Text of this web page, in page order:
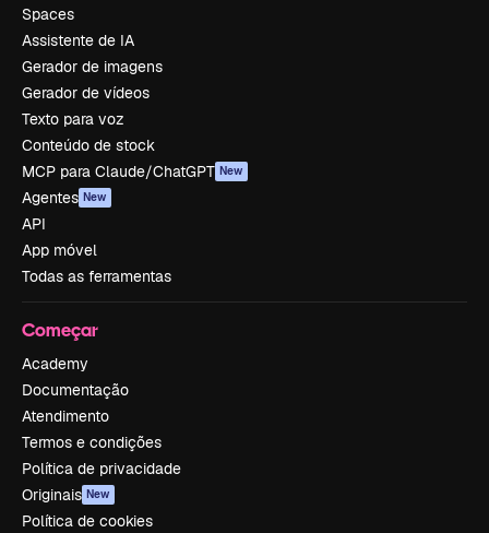
Spaces
Assistente de IA
Gerador de imagens
Gerador de vídeos
Texto para voz
Conteúdo de stock
MCP para Claude/ChatGPT New
Agentes New
API
App móvel
Todas as ferramentas
Começar
Academy
Documentação
Atendimento
Termos e condições
Política de privacidade
Originais New
Política de cookies